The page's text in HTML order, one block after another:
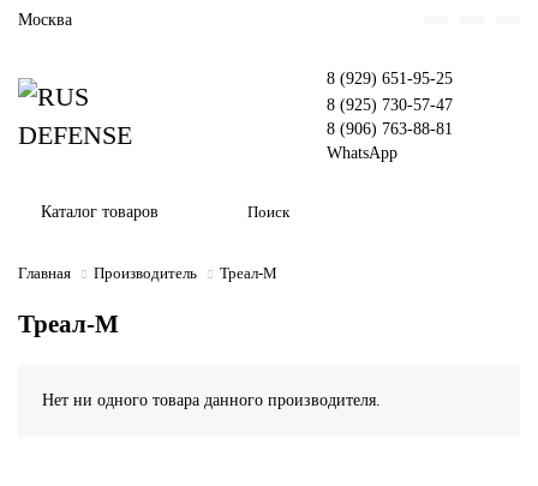
Москва
8 (929) 651-95-25
8 (925) 730-57-47
8 (906) 763-88-81
WhatsApp
Каталог товаров
Главная Производитель Треал-М
Треал-М
Нет ни одного товара данного производителя.